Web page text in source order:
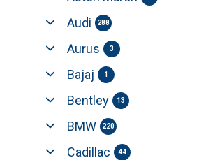
Audi 288
Aurus 3
Bajaj 1
Bentley 13
BMW 220
Cadillac 44